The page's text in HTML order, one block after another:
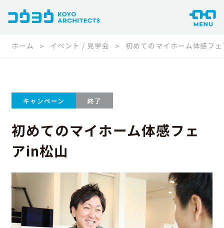
ホーム イベント / 見学会 初めてのマイホーム体感フ
キャンペーン 終了
初めてのマイホーム体感フェ
アin松山